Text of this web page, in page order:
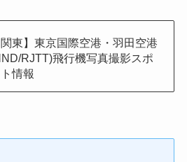
関東】東京国際空港・羽田空港
RJTT)飛行機写真撮影スポ
情報